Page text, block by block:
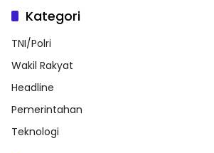
Kategori
TNI/Polri
Wakil Rakyat
Headline
Pemerintahan
Teknologi